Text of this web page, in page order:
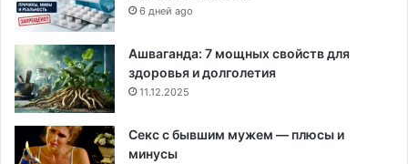
6 дней ago
Ашваганда: 7 мощных свойств для
здоровья и долголетия
11.12.2025
Секс с бывшим мужем — плюсы и
минусы